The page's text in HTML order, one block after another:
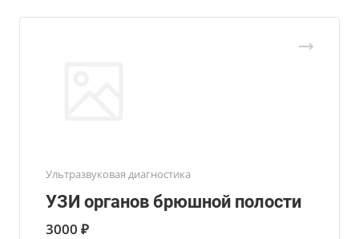
Ультразвуковая диагностика
УЗИ органов брюшной полости
3000 ₽